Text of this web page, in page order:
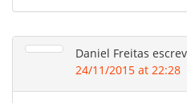
Daniel Freitas
24/11/2015 at 22:28